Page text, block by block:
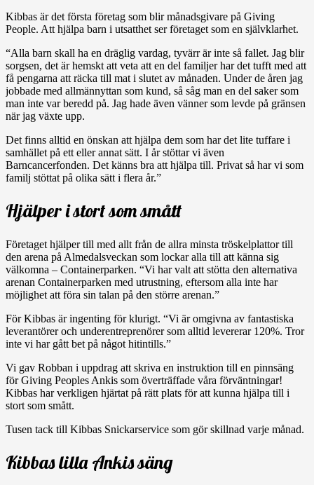
Kibbas är det första företag som blir månadsgivare på Giving
People. Att hjälpa barn i utsatthet ser företaget som en självklarhet.
“Alla barn skall ha en dräglig vardag, tyvärr är inte så fallet. Jag blir
sorgsen, det är hemskt att veta att en del familjer har det tufft med att
få pengarna att räcka till mat i slutet av månaden. Under de åren jag
jobbade med allmännyttan som kund, så såg man en del saker som
man inte var beredd på. Jag hade även vänner som levde på gränsen
när jag växte upp.
Det finns alltid en önskan att hjälpa dem som har det lite tuffare i
samhället på ett eller annat sätt. I år stöttar vi även
Barncancerfonden. Det känns bra att hjälpa till. Privat så har vi som
familj stöttat på olika sätt i flera år.”
Hjälper i stort som smått
Företaget hjälper till med allt från de allra minsta tröskelplattor till
den arena på Almedalsveckan som lockar alla till att känna sig
välkomna – Containerparken. “Vi har valt att stötta den alternativa
arenan Containerparken med utrustning, eftersom alla inte har
möjlighet att föra sin talan på den större arenan.”
För Kibbas är ingenting för klurigt. “Vi är omgivna av fantastiska
leverantörer och underentreprenörer som alltid levererar 120%. Tror
inte vi har gått bet på något hitintills.”
Vi gav Robban i uppdrag att skriva en instruktion till en pinnsäng
för Giving Peoples Ankis som överträffade våra förväntningar!
Kibbas har verkligen hjärtat på rätt plats för att kunna hjälpa till i
stort som smått.
Tusen tack till Kibbas Snickarservice som gör skillnad varje månad.
Kibbas lilla Ankis säng